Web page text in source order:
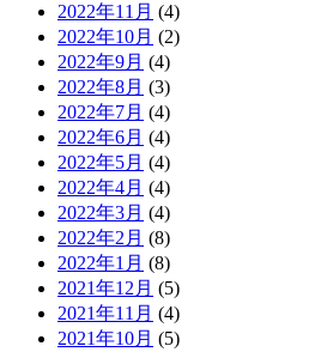
2022年11月 (4)
2022年10月 (2)
2022年9月 (4)
2022年8月 (3)
2022年7月 (4)
2022年6月 (4)
2022年5月 (4)
2022年4月 (4)
2022年3月 (4)
2022年2月 (8)
2022年1月 (8)
2021年12月 (5)
2021年11月 (4)
2021年10月 (5)